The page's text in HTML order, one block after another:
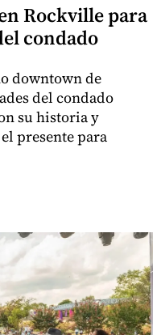
Rockville para
condado
downtown de
del condado
su historia y
presente para